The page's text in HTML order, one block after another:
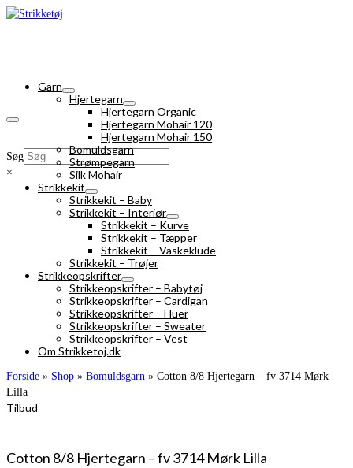
Søg
×
Garn
Hjertegarn
Hjertegarn Organic
Hjertegarn Mohair 120
Hjertegarn Mohair 150
Bomuldsgarn
Strømpegarn
Silk Mohair
Strikkekit
Strikkekit – Baby
Strikkekit – Interiør
Strikkekit – Kurve
Strikkekit – Tæpper
Strikkekit – Vaskeklude
Strikkekit – Trøjer
Strikkeopskrifter
Strikkeopskrifter – Babytøj
Strikkeopskrifter – Cardigan
Strikkeopskrifter – Huer
Strikkeopskrifter – Sweater
Strikkeopskrifter – Vest
Om Strikketoj.dk
Forside » Shop » Bomuldsgarn » Cotton 8/8 Hjertegarn – fv 3714 Mørk
Lilla
Tilbud
Cotton 8/8 Hjertegarn – fv 3714 Mørk Lilla